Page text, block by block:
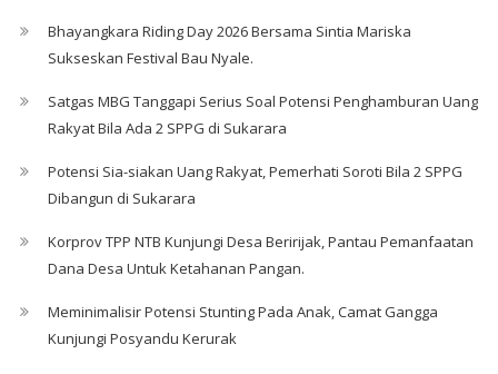
Bhayangkara Riding Day 2026 Bersama Sintia Mariska
Sukseskan Festival Bau Nyale. ‎
Satgas MBG Tanggapi Serius Soal Potensi Penghamburan Uang
Rakyat Bila Ada 2 SPPG di Sukarara
Potensi Sia-siakan Uang Rakyat, Pemerhati Soroti Bila 2 SPPG
Dibangun di Sukarara
Korprov TPP NTB Kunjungi Desa Beririjak, Pantau Pemanfaatan
Dana Desa Untuk Ketahanan Pangan.
Meminimalisir Potensi Stunting Pada Anak, Camat Gangga
Kunjungi Posyandu Kerurak